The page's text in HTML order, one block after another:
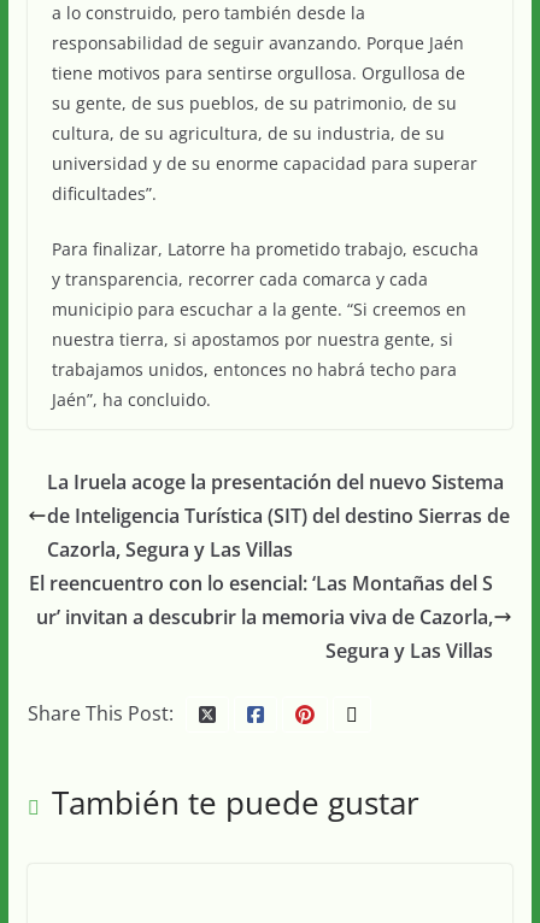
a lo construido, pero también desde la
responsabilidad de seguir avanzando. Porque Jaén
tiene motivos para sentirse orgullosa. Orgullosa de
su gente, de sus pueblos, de su patrimonio, de su
cultura, de su agricultura, de su industria, de su
universidad y de su enorme capacidad para superar
dificultades”.
Para finalizar, Latorre ha prometido trabajo, escucha
y transparencia, recorrer cada comarca y cada
municipio para escuchar a la gente. “Si creemos en
nuestra tierra, si apostamos por nuestra gente, si
trabajamos unidos, entonces no habrá techo para
Jaén”, ha concluido.
La Iruela acoge la presentación del nuevo Sistema
de Inteligencia Turística (SIT) del destino Sierras de
Cazorla, Segura y Las Villas
El reencuentro con lo esencial: ‘Las Montañas del S
ur’ invitan a descubrir la memoria viva de Cazorla,
Segura y Las Villas
Share This Post:
También te puede gustar